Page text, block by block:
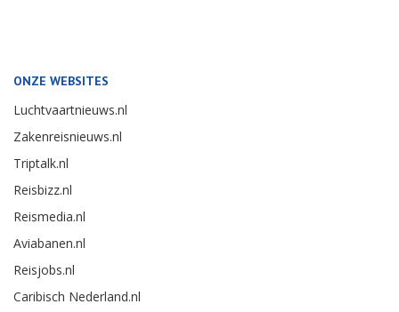
ONZE WEBSITES
Luchtvaartnieuws.nl
Zakenreisnieuws.nl
Triptalk.nl
Reisbizz.nl
Reismedia.nl
Aviabanen.nl
Reisjobs.nl
Caribisch Nederland.nl